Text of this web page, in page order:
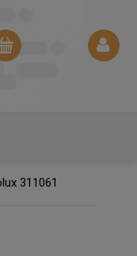
311061